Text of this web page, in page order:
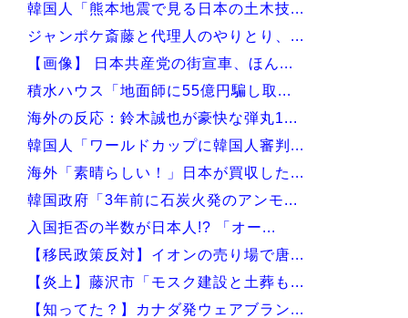
Powered by livedoor 相互RSS
韓国人「熊本地震で見る日本の土木技...
ジャンポケ斎藤と代理人のやりとり、...
【画像】 日本共産党の街宣車、ほん...
積水ハウス「地面師に55億円騙し取...
海外の反応：鈴木誠也が豪快な弾丸1...
韓国人「ワールドカップに韓国人審判...
海外「素晴らしい！」日本が買収した...
韓国政府「3年前に石炭火発のアンモ...
入国拒否の半数が日本人!? 「オー...
【移民政策反対】イオンの売り場で唐...
【炎上】藤沢市「モスク建設と土葬も...
【知ってた？】カナダ発ウェアブラン...